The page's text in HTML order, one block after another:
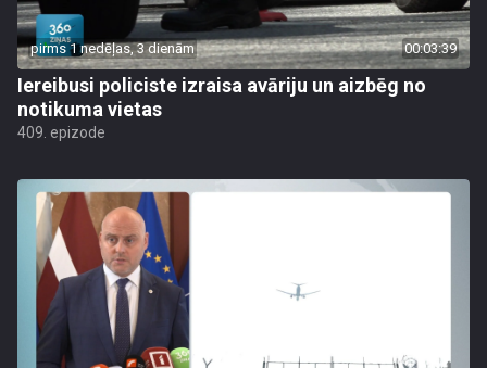
pirms 1 nedēļas, 3 dienām 00:03:39
Iereibusi policiste izraisa avāriju un aizbēg no
notikuma vietas
409. epizode